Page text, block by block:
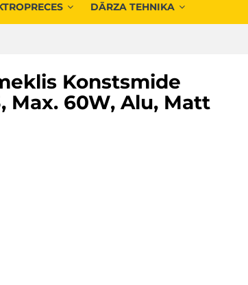
DĀRZA TEHNIKA
Konstsmide
Max. 60W, Alu, Matt